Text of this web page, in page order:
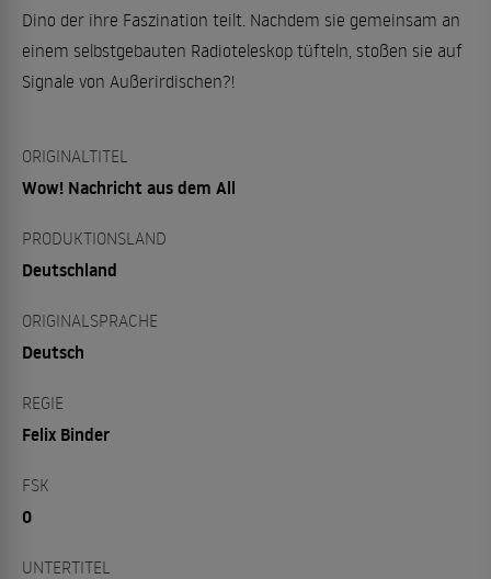
Dino der ihre Faszination teilt. Nachdem sie gemeinsam an
einem selbstgebauten Radioteleskop tüfteln, stoßen sie auf
Signale von Außerirdischen?!
ORIGINALTITEL
Wow! Nachricht aus dem All
PRODUKTIONSLAND
Deutschland
ORIGINALSPRACHE
Deutsch
REGIE
Felix Binder
FSK
0
UNTERTITEL